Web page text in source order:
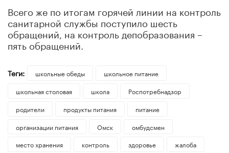
Всего же по итогам горячей линии на контроль
санитарной службы поступило шесть
обращений, на контроль депобразования –
пять обращений.
Теги: школьные обеды
школьное питание
школьная столовая
школа
Роспотребнадзор
родители
продукты питания
питание
организации питания
Омск
омбудсмен
место хранения
контроль здоровье
жалоба